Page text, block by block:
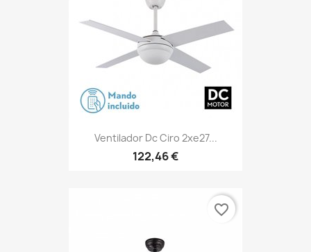
Ventilador Dc Ciro 2xe27...
122,46 €
favorite_border